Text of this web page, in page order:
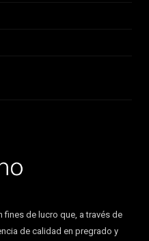
fines de lucro que, a través de
de calidad en pregrado y